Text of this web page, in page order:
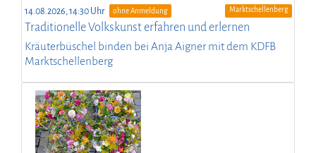
14.08.2026, 14:30 Uhr ohne Anmeldung Marktschellenberg
Traditionelle Volkskunst erfahren und erlernen
Kräuterbüschel binden bei Anja Aigner mit dem KDFB
Marktschellenberg